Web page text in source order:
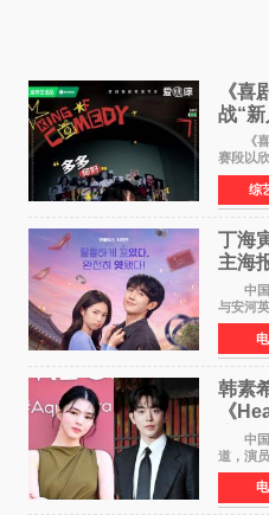
《喜
战“
中生
《喜
赛段以
选择对
间的交
朋友、
综
丁海
主海
友”
中国娱
与安河
近日公
报中，
街道上
韩素
《
恋归
中国娱
道，演
角，与
在剧中
初恋的